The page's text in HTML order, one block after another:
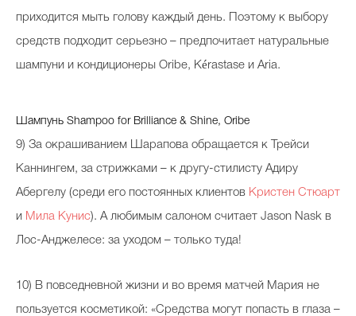
приходится мыть голову каждый день. Поэтому к выбору
средств подходит серьезно – предпочитает натуральные
шампуни и кондиционеры Oribe, Kérastase и Aria.
Шампунь Shampoo for Brilliance & Shine, Oribe
9) За окрашиванием Шарапова обращается к Трейси
Каннингем, за стрижками – к другу-стилисту Адиру
Абергелу (среди его постоянных клиентов Кристен Стюарт
и Мила Кунис). А любимым салоном считает Jason Nask в
Лос-Анджелесе: за уходом – только туда!
10) В повседневной жизни и во время матчей Мария не
пользуется косметикой: «Средства могут попасть в глаза –